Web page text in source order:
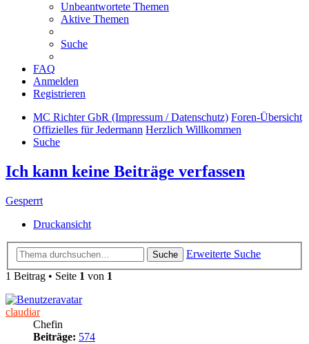
Unbeantwortete Themen
Aktive Themen
Suche
FAQ
Anmelden
Registrieren
MC Richter GbR (Impressum / Datenschutz) Foren-Übersicht
Offizielles für Jedermann Herzlich Willkommen
Suche
Ich kann keine Beiträge verfassen
Gesperrt
Druckansicht
Suche
Erweiterte Suche
1 Beitrag • Seite 1 von 1
claudiar
Chefin
Beiträge: 574